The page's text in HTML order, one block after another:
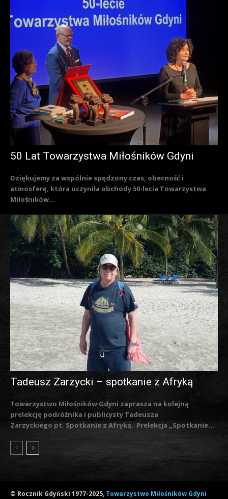
50 Lat Towarzystwa Miłośników Gdyni
Dziękujemy za wspólnie spędzony czas, obecność i
atmosferę, która uczyniła obchody 50-lecia Towarzystwa
Miłośników...
Tadeusz Zarzycki – spotkanie z Afryką
Towarzystwo Miłośników Gdyni zaprasza na kolejną
prelekcję podróżnika i publicysty Tadeusza
Zarzyckiego pt. Spotkanie z Afryką. Prelekcja „Spotkanie...
© Rocznik Gdyński 1977-2025, Towarzystwo Miłośników Gdyni